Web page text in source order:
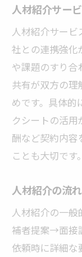
人材紹介サー
人材紹介サー
社との連携強化
や課題のすり合
共有が双方の
めです。具体的
クシートの活
酬など契約内容
ことも大切です。
人材紹介の流
人材紹介の一
補者提案→面接
依頼時に詳細な